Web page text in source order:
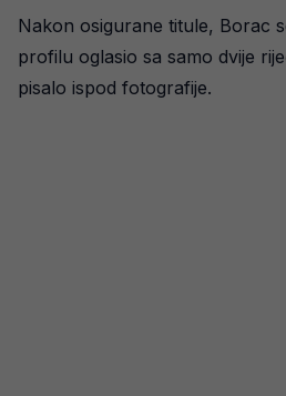
Nakon osigurane titule, Borac
profilu oglasio sa samo dvije
pisalo ispod fotografije.